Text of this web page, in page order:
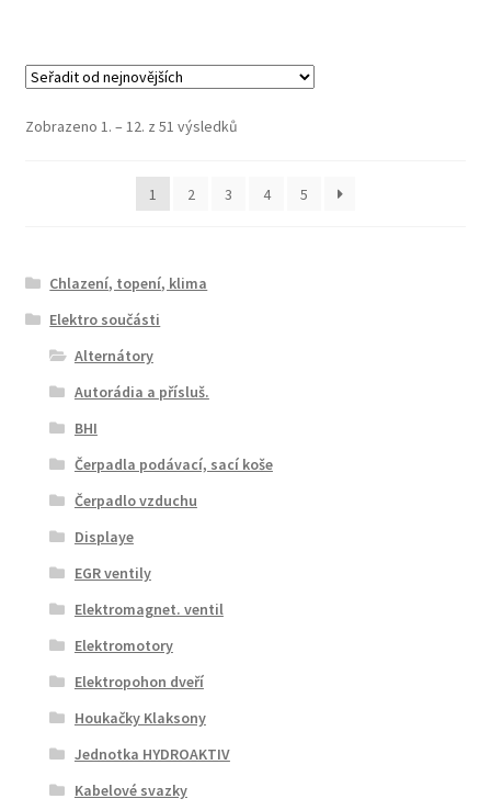
Zobrazeno 1. – 12. z 51 výsledkůSeřazeno
1
2 3 4 5
Chlazení, topení, klima
Elektro součásti
Alternátory
Autorádia a přísluš.
BHI
Čerpadla podávací, sací koše
Čerpadlo vzduchu
Displaye
EGR ventily
Elektromagnet. ventil
Elektromotory
Elektropohon dveří
Houkačky Klaksony
Jednotka HYDROAKTIV
Kabelové svazky